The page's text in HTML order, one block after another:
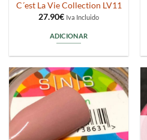
C´est La Vie Collection LV11
27.90€ Iva Incluido
ADICIONAR